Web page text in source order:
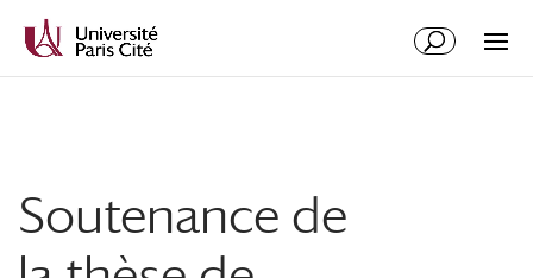
contenu
Soutenance de